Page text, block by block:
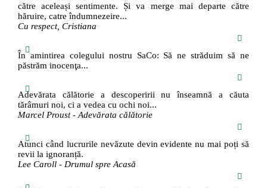
către aceleași sentimente. Și va merge mai departe către
hăruire, catre îndumnezeire...
Cu respect, Cristiana
În amintirea colegului nostru SaCo: Să ne străduim să ne
păstrăm inocenţa...
Adevărata călătorie a descoperirii nu înseamnă a căuta
tărâmuri noi, ci a vedea cu ochi noi...
Marcel Proust - Adevărata călătorie
Atunci când lucrurile nevăzute devin evidente nu mai poți să
revii la ignoranță.
Lee Caroll - Drumul spre Acasă